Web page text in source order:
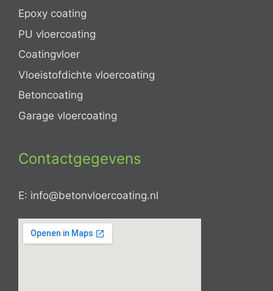
Epoxy coating
PU vloercoating
Coatingvloer
Vloeistofdichte vloercoating
Betoncoating
Garage vloercoating
Contactgegevens
E: info@betonvloercoating.nl